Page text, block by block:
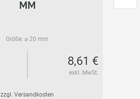
MM
Größe: ⌀ 20 mm
8,61 €
exkl. MwSt.
zzgl. Versandkosten